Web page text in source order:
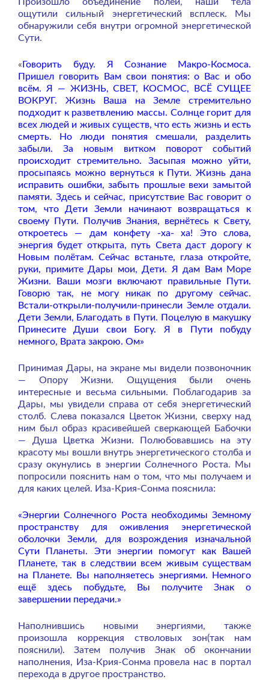
Произошло объединение полей, наши тела
ощутили сильный энергетический всплеск. Мы
обнаружили себя внутри огромной энергетической
Сути.
« Говорить буду. Я Сознание Макро-Космоса.
Пришел говорить Вам свои понятия: о Вас и обо
всём. Я — ЖИЗНЬ, СВЕТ, КОСМОС, ВСЁ СУЩЕЕ
ВОКРУГ. Жизнь Ваша на Земле стремительно
подходит к разветвлению массы. Солнце горит для
всех людей и живых существ, что есть жизнь и есть
смерть. Но люди понятия смешали, разделить
забыли. За новым витком поворот событий
происходит стремительно. Засыпая можно уйти,
просыпаясь можно вернуться к Пути. Жизнь дана
исправить ошибки, забыть прошлые вехи замытой
памяти. Здесь и сейчас, присутствие Вас говорит о
том, что Дети Земли начинают возвращаться к
своему Пути. Получив Знания, вернётесь к Свету,
откроетесь — дам конфету -ха- ха! Это слова,
энергия будет открыта, путь Света даст дорогу к
Новым полётам. Сейчас встаньте, глаза откройте,
руки, примите Дары мои, Дети. Я дам Вам Море
Жизни. Ваши мозги включают правильные Пути.
Говорю так, не могу никак по другому сейчас.
Встали-открыли-получили-принесли Земле отдали.
Дети Земли, Благодать в Пути. Поцелую в макушку
Принесите Души свои Богу. Я в Пути побуду
немного, Врата закрою. Ом»
Принимая Дары, на экране мы видели позвоночник
— Опору Жизни. Ощущения были очень
интересные и весьма сильными. Поблагодарив за
Дары, мы увидели справа от себя энергетический
столб. Слева показался Цветок Жизни, сверху над
ним был образ красивейшей сверкающей Бабочки
— Душа Цветка Жизни. Полюбовавшись на эту
красоту мы вошли внутрь энергетического столба и
сразу окунулись в энергии Солнечного Роста. Мы
попросили пояснить нам о том, что мы получаем и
для каких целей. Иза-Крия-Сонма пояснила:
«Энергии Солнечного Роста необходимы Земному
пространству для оживления энергетической
оболочки Земли, для возрождения изначальной
Сути Планеты. Эти энергии помогут как Вашей
Планете, так в следствии всем живым существам
на Планете. Вы наполняетесь энергиями. Немного
ещё здесь побудьте, Вы получите Знак о
завершении передачи.»
Наполнившись новыми энергиями, также
произошла коррекция стволовых зон(так нам
пояснили). Затем получив Знак об окончании
наполнения, Иза-Крия-Сонма провела нас в портал
перехода в другое пространство.